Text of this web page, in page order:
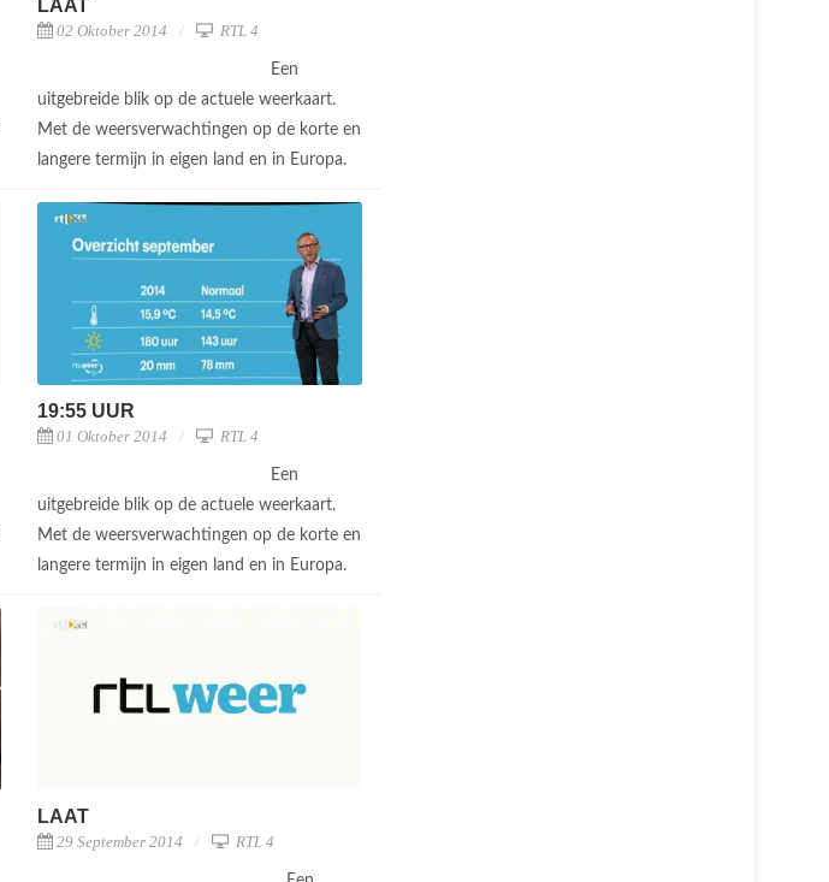
LAAT
02 Oktober 2014 RTL 4
Een
uitgebreide blik op de actuele weerkaart.
Met de weersverwachtingen op de korte en
langere termijn in eigen land en in Europa.
19:55 UUR
01 Oktober 2014 RTL 4
Een
uitgebreide blik op de actuele weerkaart.
Met de weersverwachtingen op de korte en
langere termijn in eigen land en in Europa.
LAAT
29 September 2014 RTL 4